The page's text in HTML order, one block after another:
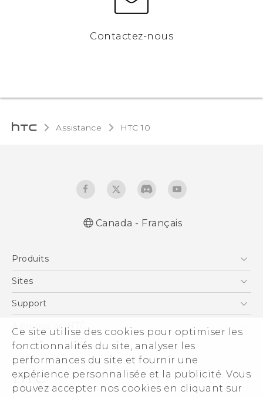
Ce site utilise des cookies pour optimiser les
fonctionnalités du site, analyser les
performances du site et fournir une
expérience personnalisée et la publicité. Vous
pouvez accepter nos cookies en cliquant sur
Contactez-nous
Assistance HTC 10‎
réglementation
English - Safety and regulatory guide
Canada - Français
Produits
5G
EXODUS
VIVE
VIVEPORT
Sites
HTC Dev
Support
Statut de la commande
Aide à la commande
Politique de garantie
À propos de HTC
ESG
Investisseurs (Anglais)
Sécurité du produit